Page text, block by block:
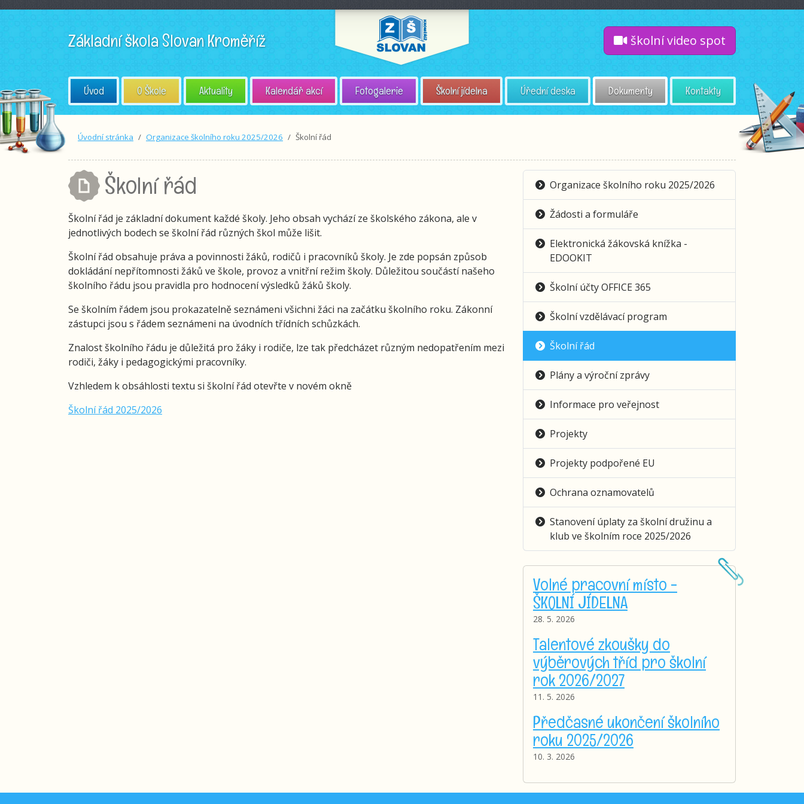
Základní školaSlovan Kroměříž školní video spot
Úvod O Škole Aktuality Kalendář akcí Fotogalerie Školní jídelna Úřední deska Dokumenty Kontakty
Úvodní stránka Organizace školního roku 2025/2026 Školní řád
Školní řád
Školní řád je základní dokument každé školy. Jeho obsah vychází ze školského zákona, ale v
jednotlivých bodech se školní řád různých škol může lišit.
Školní řád obsahuje práva a povinnosti žáků, rodičů i pracovníků školy. Je zde popsán způsob
dokládání nepřítomnosti žáků ve škole, provoz a vnitřní režim školy. Důležitou součástí našeho
školního řádu jsou pravidla pro hodnocení výsledků žáků školy.
Se školním řádem jsou prokazatelně seznámeni všichni žáci na začátku školního roku. Zákonní
zástupci jsou s řádem seznámeni na úvodních třídních schůzkách.
Znalost školního řádu je důležitá pro žáky i rodiče, lze tak předcházet různým nedopatřením mezi
rodiči, žáky i pedagogickými pracovníky.
Vzhledem k obsáhlosti textu si školní řád otevřte v novém okně
Školní řád 2025/2026
Organizace školního roku 2025/2026
Žádosti a formuláře
Elektronická žákovská knížka -
EDOOKIT
Školní účty OFFICE 365
Školní vzdělávací program
Školní řád
Plány a výroční zprávy
Informace pro veřejnost
Projekty
Projekty podpořené EU
Ochrana oznamovatelů
Stanovení úplaty za školní družinu a
klub ve školním roce 2025/2026
Volné pracovní místo -
ŠKOLNÍ JÍDELNA
28. 5. 2026
Talentové zkoušky do
výběrových tříd pro školní
rok 2026/2027
11. 5. 2026
Předčasné ukončení školního
roku 2025/2026
10. 3. 2026